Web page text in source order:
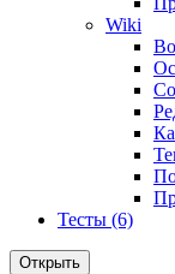
Wiki
Тесты (6)
Открыть